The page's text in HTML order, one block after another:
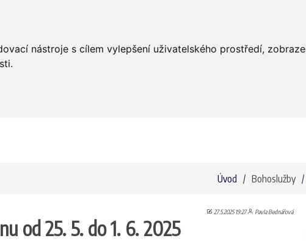
nástroje s cílem vylepšení uživatelského prostředí,
Úvod Bohoslužby
27.5.2025 19:27 Pavla Bednářová
od 25. 5. do 1. 6. 2025